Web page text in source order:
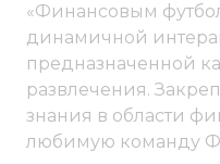
«Финансовым
динамичной
предназначенной
развлечения.
знания в области
любимую команду